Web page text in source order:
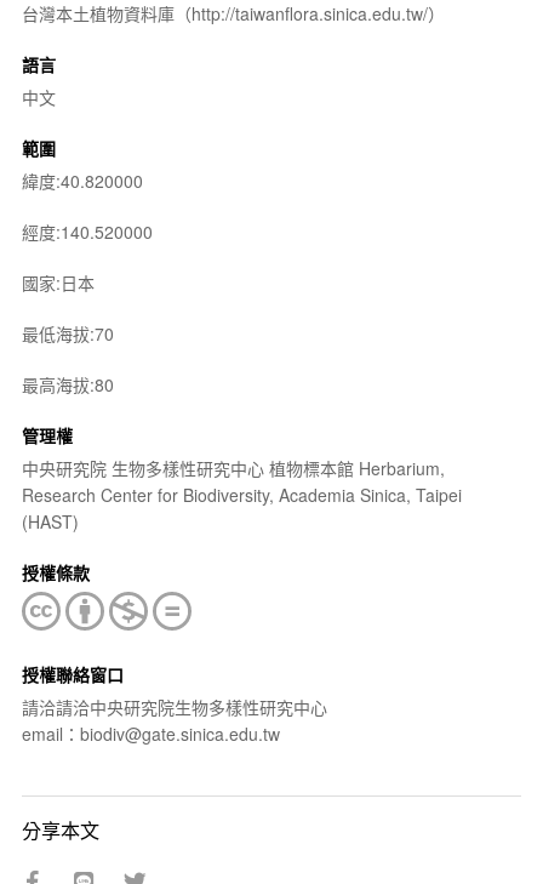
台灣本土植物資料庫（http://taiwanflora.sinica.edu.tw/）
語言
中文
範圍
緯度:40.820000
經度:140.520000
國家:日本
最低海拔:70
最高海拔:80
管理權
中央研究院 生物多樣性研究中心 植物標本館 Herbarium,
Research Center for Biodiversity, Academia Sinica, Taipei
(HAST)
授權條款
授權聯絡窗口
請洽請洽中央研究院生物多樣性研究中心
email：biodiv@gate.sinica.edu.tw
分享本文